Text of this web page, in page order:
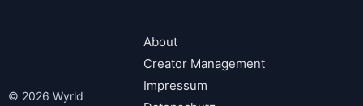
© 2026 Wyrld
About
Creator Management
Impressum